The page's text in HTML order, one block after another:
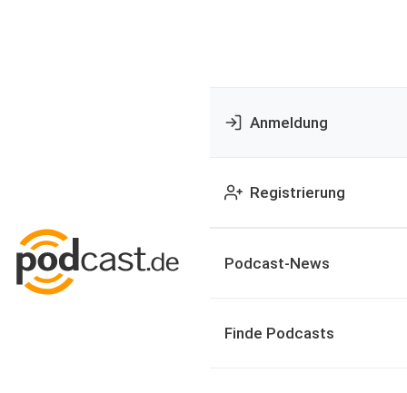
Anmeldung
Registrierung
Podcast-News
Finde Podcasts